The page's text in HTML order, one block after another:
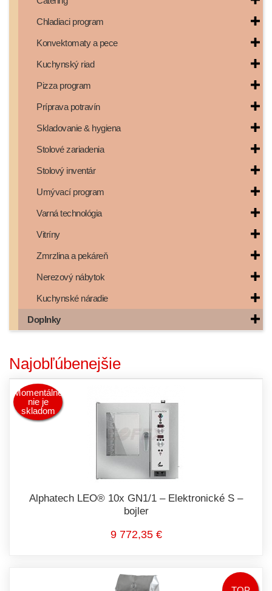
Chladiaci program
Konvektomaty a pece
Kuchynský riad
Pizza program
Príprava potravín
Skladovanie & hygiena
Stolové zariadenia
Stolový inventár
Umývací program
Varná technológia
Vitríny
Zmrzlina a pekáreň
Nerezový nábytok
Kuchynské náradie
Doplnky
Najobľúbenejšie
Momentálne
nie je
skladom
Alphatech LEO® 10x GN1/1 – Elektronické S –
bojler
9 772,35 €